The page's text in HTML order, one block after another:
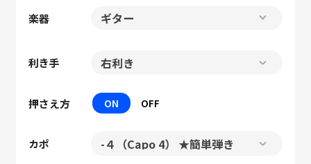
楽器
利き手
押さえ方 ON OFF
カポ